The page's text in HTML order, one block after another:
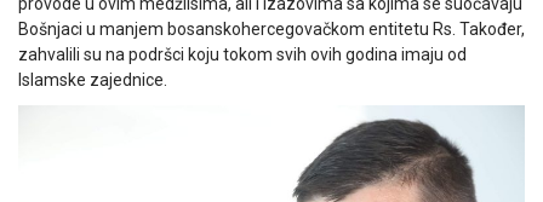
Bošnjaci u manjem bosanskohercegovačkom entitetu Rs. Također,
zahvalili su na podršci koju tokom svih ovih godina imaju od
Islamske zajednice.